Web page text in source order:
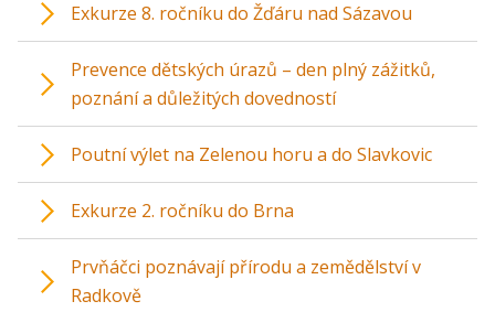
Exkurze 8. ročníku do Žďáru nad Sázavou
Prevence dětských úrazů – den plný zážitků,
poznání a důležitých dovedností
Poutní výlet na Zelenou horu a do Slavkovic
Exkurze 2. ročníku do Brna
Prvňáčci poznávají přírodu a zemědělství v
Radkově